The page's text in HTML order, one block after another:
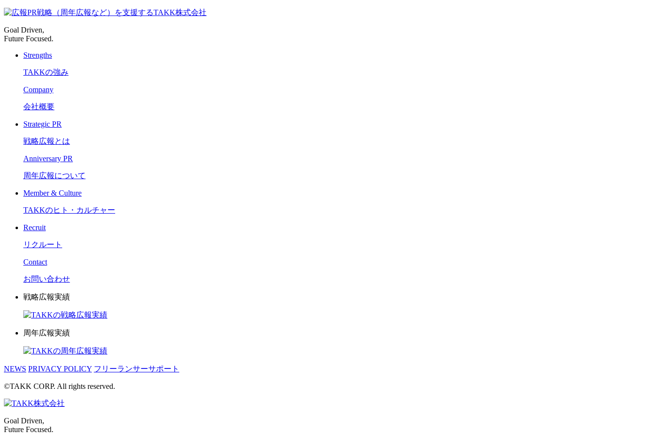
Goal Driven,
Future Focused.
Strengths
TAKKの強み
Company
会社概要
Strategic PR
戦略広報とは
Anniversary PR
周年広報について
Member & Culture
TAKKのヒト・カルチャー
Recruit
リクルート
Contact
お問い合わせ
戦略広報実績
周年広報実績
NEWS PRIVACY POLICY フリーランサーサポート
©TAKK CORP. All rights reserved.
Goal Driven,
Future Focused.